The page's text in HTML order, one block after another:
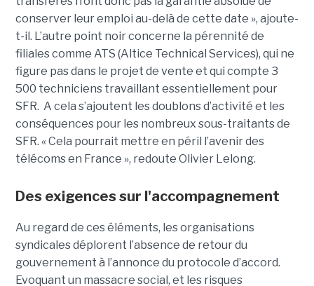
conserver leur emploi au-delà de cette date », ajoute-
t-il. L’autre point noir concerne la pérennité de
filiales comme ATS (Altice Technical Services), qui ne
figure pas dans le projet de vente et qui compte 3
500 techniciens travaillant essentiellement pour
SFR. A cela s’ajoutent les doublons d’activité et les
conséquences pour les nombreux sous-traitants de
SFR. « Cela pourrait mettre en péril l’avenir des
télécoms en France », redoute Olivier Lelong.
Des exigences sur l'accompagnement
Au regard de ces éléments, les organisations
syndicales déplorent l’absence de retour du
gouvernement à l’annonce du protocole d’accord.
Evoquant un massacre social, et les risques